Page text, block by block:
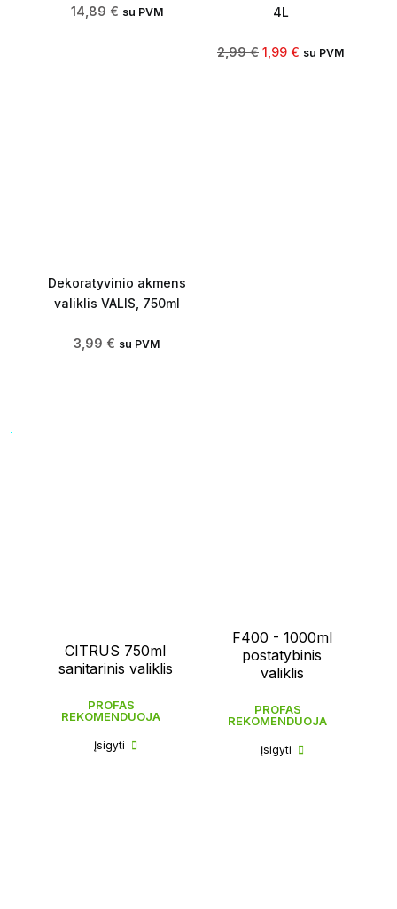
14,89 € su PVM
4L
2,99€ 1,99 € su PVM
Dekoratyvinio akmens
valiklis VALIS, 750ml
3,99 € su PVM
CITRUS 750ml
sanitarinis valiklis
PROFAS
REKOMENDUOJA
Įsigyti
F400 - 1000ml
postatybinis
valiklis
PROFAS
REKOMENDUOJA
Įsigyti